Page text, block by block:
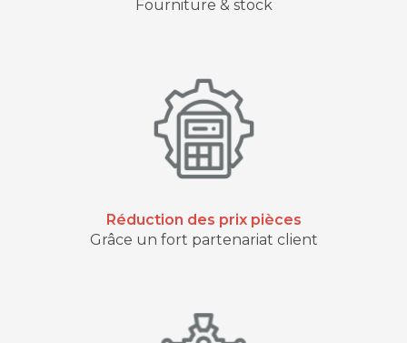
Fourniture & stock
Réduction des prix pièces
Grâce un fort partenariat client